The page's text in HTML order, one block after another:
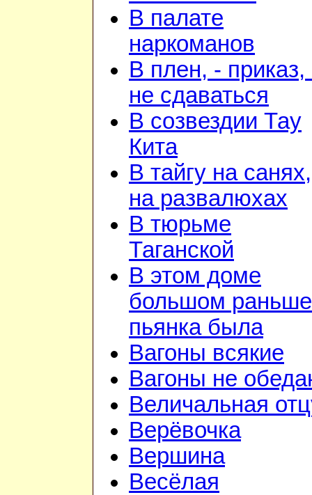
В палате
наркоманов
В плен, - приказ,
не сдаваться
В созвездии Тау
Кита
В тайгу на санях,
на развалюхах
В тюрьме
Таганской
В этом доме
большом раньше
пьянка была
Вагоны всякие
Вагоны не
Величальная
Верёвочка
Вершина
Весёлая